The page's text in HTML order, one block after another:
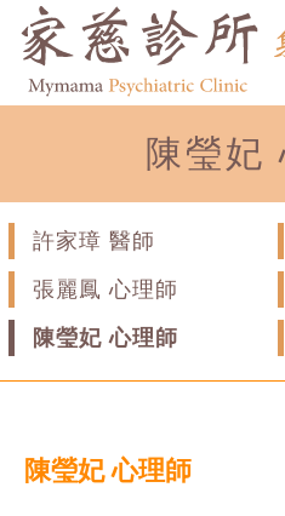
陳瑩妃
許家璋 醫師
張麗鳳 心理師
陳瑩妃 心理師
陳瑩妃 心理師